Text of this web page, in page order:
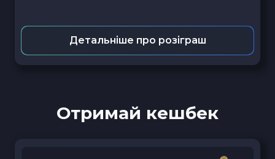
Детальніше про розіграш
Отримай кешбек